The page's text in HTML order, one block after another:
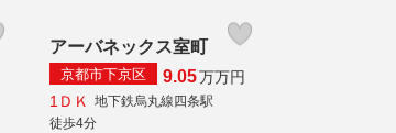
アーバネックス室町
京都市下京区 9.05万万円
1ＤＫ
地下鉄烏丸線四条駅
徒歩4分